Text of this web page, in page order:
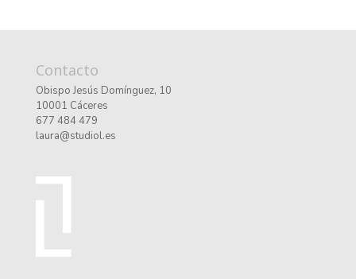
Contacto
Obispo Jesús Domínguez, 10
10001 Cáceres
677 484 479
laura@studiol.es